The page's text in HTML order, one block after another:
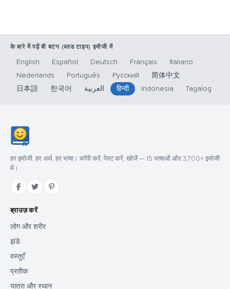
के बारे में पढ़ें बी बटन (ब्लड टाइप) इमोजी में
English Español Deutsch Français
Italiano
Nederlands
Português Русский
简体中文
日本語
한국어 العربية हिन्दी Indonesia Tagalog
हर इमोजी, हर अर्थ, हर भाषा। कॉपी करें, पेस्ट करें, खोजें — 15 भाषाओं और 3,700+ इमोजी
में।
ब्राउज़ करें
लोग और शरीर
झंडे
वस्तुएँ
प्रतीक
यात्रा और स्थान